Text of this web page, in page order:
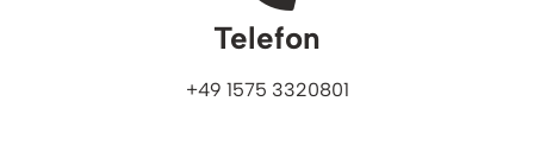
Telefon
+49 1575 3320801